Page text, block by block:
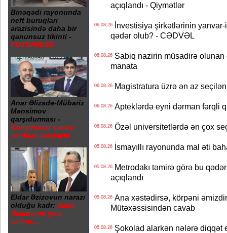
Binəqədi rayonunda
neft buruqları
ərazisində daha bir
qanunsuz tikinti -
FOTO/VİDEO
Anar Əlizadə-Mübariz
Mənsimov
qarşıdurması -
Kompromat savaşı
yenidən başlayıb
Eldar Əzizovun narazı
olduğu kadr: Xalid
Ələkbərov yola
salınır...
açıqlandı - Qiymətlər
06.08.26İnvestisiya şirkətlərinin yanvar-
qədər olub? - CƏDVƏL
06.08.26Sabiq nazirin müsadirə olunan
manata
06.08.26Magistratura üzrə ən az
06.08.26Apteklərdə eyni dərman fərqli
06.08.26Özəl universitetlərdə ən çox
05.08.26İsmayıllı rayonunda mal əti
05.08.26Metrodakı təmirə görə bu
açıqlandı
05.08.26Ana xəstədirsə, körpəni
Mütəxəssisindən cavab
05.08.26Şokolad alarkən nələrə diqqət